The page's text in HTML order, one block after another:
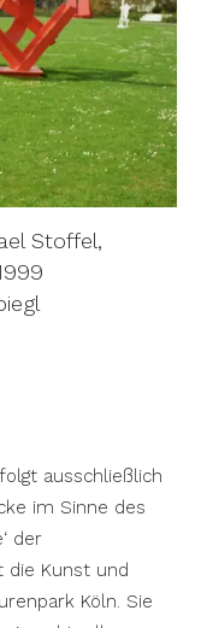
Stoffel,
ausschließlich
im Sinne des
der
die Kunst und
Köln. Sie